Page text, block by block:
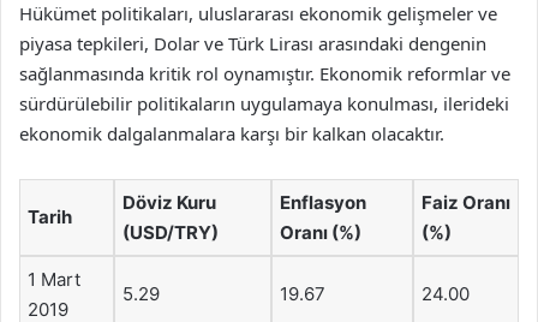
Hükümet politikaları, uluslararası ekonomik gelişmeler ve
piyasa tepkileri, Dolar ve Türk Lirası arasındaki dengenin
sağlanmasında kritik rol oynamıştır. Ekonomik reformlar ve
sürdürülebilir politikaların uygulamaya konulması, ilerideki
ekonomik dalgalanmalara karşı bir kalkan olacaktır.
Tarih
Döviz Kuru
(USD/TRY)
Enflasyon
Oranı (%)
Faiz Oranı
(%)
1 Mart
2019
5.29 19.67 24.00